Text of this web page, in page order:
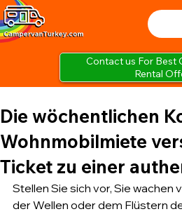
Contact us For Best
Rental
Die wöchentlichen
Wohnmobilmiete
Ticket zu einer
Stellen Sie sich vor, Sie wachen
der Wellen oder dem Flüstern